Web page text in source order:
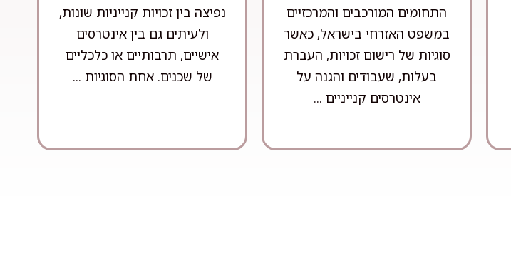
התחומים המורכבים והמרכזיים
במשפט האזרחי בישראל, כאשר
סוגיות של רישום זכויות, העברת
בעלות, שעבודים והגנה על
אינטרסים קנייניים ...
נפיצה בין זכויות קנייניות שונות,
ולעיתים גם בין אינטרסים
אישיים, תרבותיים או כלכליים
של שכנים. אחת הסוגיות ...